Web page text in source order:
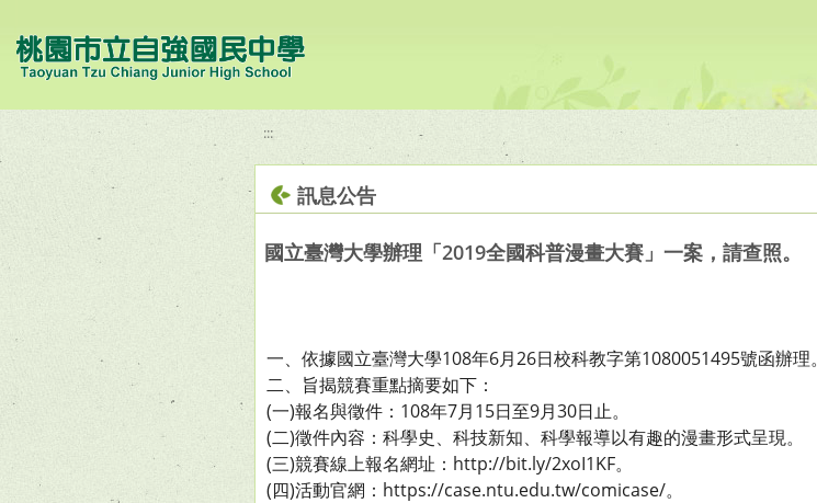
:::
訊息公告
國立臺灣大學辦理「2019全國科普漫畫大賽」一案，請查照。
一、依據國立臺灣大學108年6月26日校科教字第1080051495號函辦理。
二、旨揭競賽重點摘要如下：
(一)報名與徵件：108年7月15日至9月30日止。
(二)徵件內容：科學史、科技新知、科學報導以有趣的漫畫形式呈現。
(三)競賽線上報名網址：http://bit.ly/2xoI1KF​。
(四)活動官網：https://case.ntu.edu.tw/comicase/。